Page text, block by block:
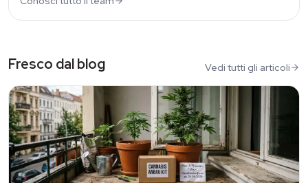
Fresco dal blog Vedi tutti gli articoli